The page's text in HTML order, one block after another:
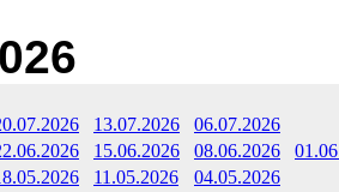
13.07.2026
06.07.2026
15.06.2026 08.06.2026
11.05.2026
04.05.2026